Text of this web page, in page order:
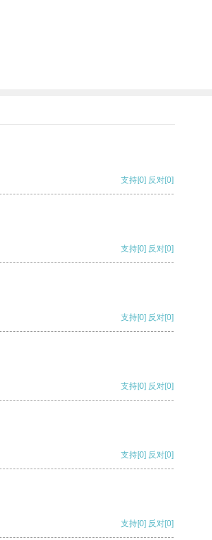
支持[0] 反对[0]
支持[0] 反对[0]
支持[0] 反对[0]
支持[0] 反对[0]
支持[0] 反对[0]
支持[0] 反对[0]